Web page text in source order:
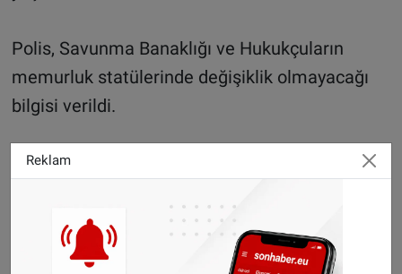
Polis, Savunma Banaklığı ve Hukukçuların
memurluk statülerinde değişiklik olmayacağı
bilgisi verildi.
SONHABER.EU
Reklam